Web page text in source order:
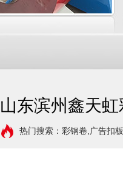
山东滨州鑫天
热门搜索：彩钢卷,广告扣